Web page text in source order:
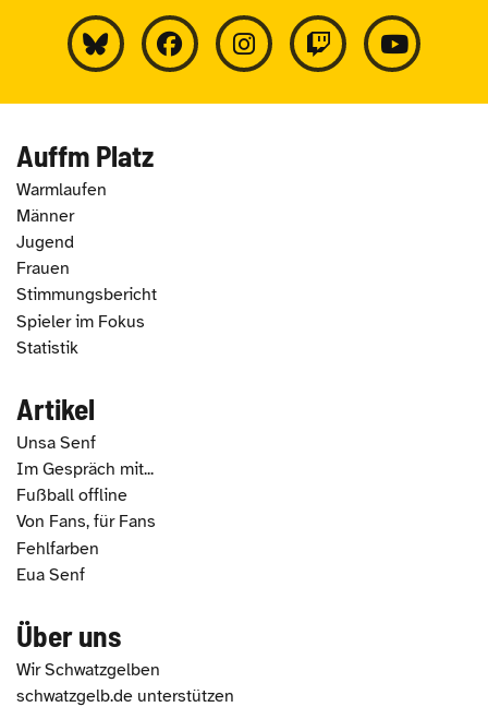
Auffm Platz
Warmlaufen
Männer
Jugend
Frauen
Stimmungsbericht
Spieler im Fokus
Statistik
Artikel
Unsa Senf
Im Gespräch mit...
Fußball offline
Von Fans, für Fans
Fehlfarben
Eua Senf
Über uns
Wir Schwatzgelben
schwatzgelb.de unterstützen